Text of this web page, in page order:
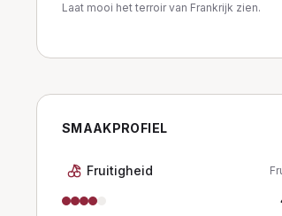
Laat mooi het terroir van Frankrijk zien.
SMAAKPROFIEL
Fruitigheid